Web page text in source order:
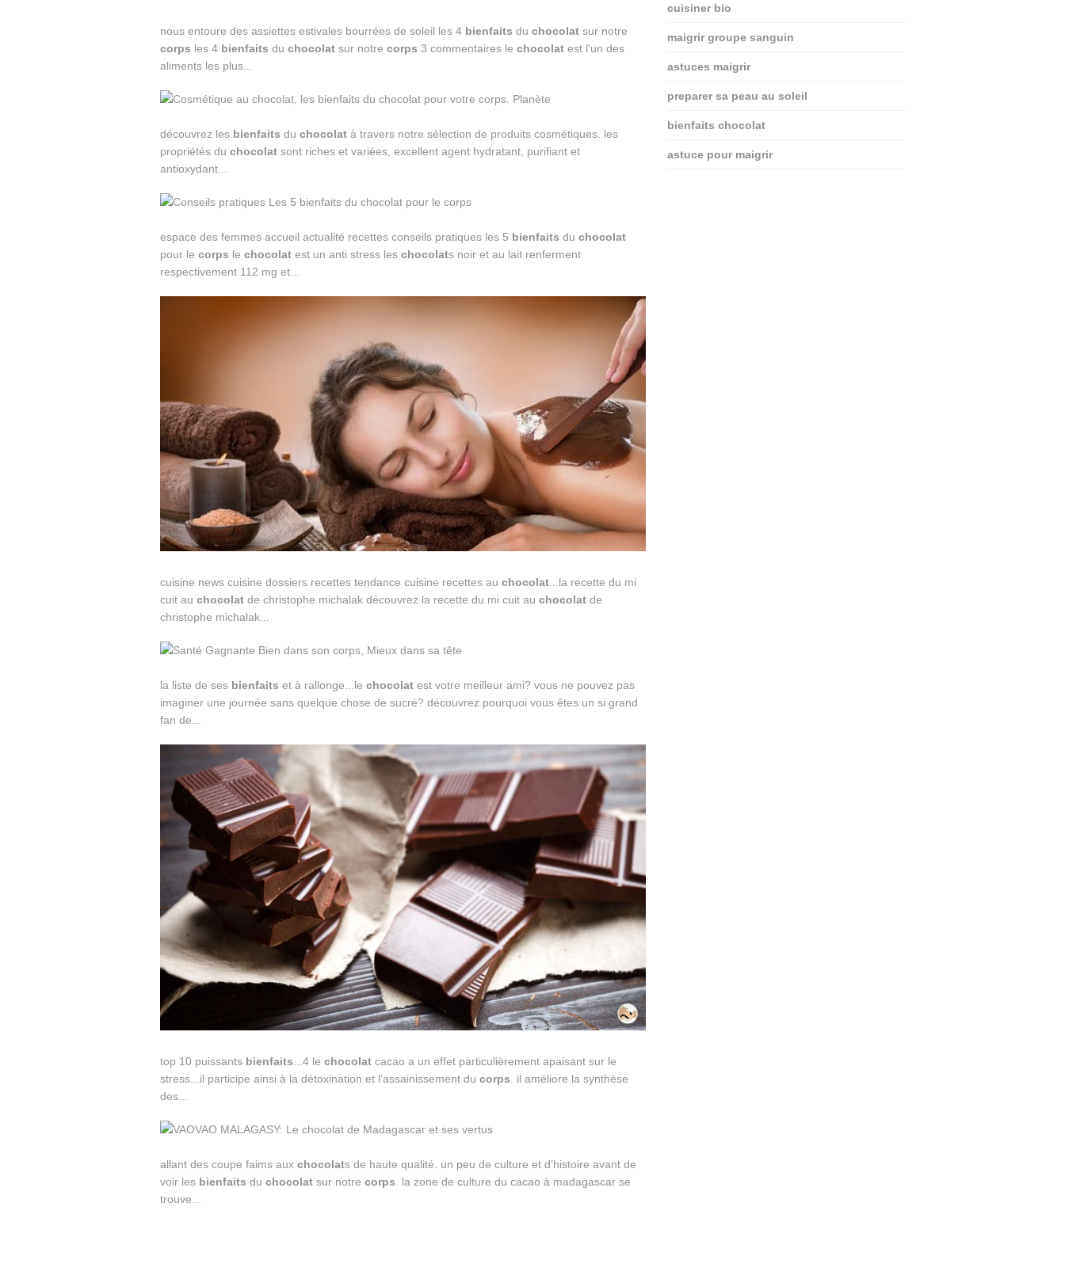
nous entoure des assiettes estivales bourrées de soleil les 4 bienfaits du chocolatsur notre
corps les 4 bienfaits du chocolatsur notre corps 3 commentaires le chocolatest l'un des
aliments les plus...
découvrez les bienfaits du chocolatà travers notre sélection de produits cosmétiques. les
propriétés du chocolatsont riches et variées, excellent agent hydratant, purifiant et
antioxydant...
espace des femmes accueil actualité recettes conseils pratiques les 5 bienfaits du chocolat
pour le corps le chocolatest un anti stress les chocolats noir et au lait renferment
respectivement 112 mg et...
cuisine news cuisine dossiers recettes tendance cuisine recettes au chocolat...la recette du mi
cuit au chocolatde christophe michalak découvrez la recette du mi cuit au chocolatde
christophe michalak...
la liste de ses bienfaits et à rallonge...le chocolatest votre meilleur ami? vous ne pouvez pas
imaginer une journée sans quelque chose de sucré? découvrez pourquoi vous êtes un si grand
fan de...
top 10 puissants bienfaits...4 le chocolatcacao a un effet particulièrement apaisant sur le
stress...il participe ainsi à la détoxination et l’assainissement du corps. il améliore la synthèse
des...
allant des coupe faims aux chocolats de haute qualité. un peu de culture et d’histoire avant de
voir les bienfaits du chocolatsur notre corps. la zone de culture du cacao à madagascar se
trouve...
cuisiner bio
maigrir groupe sanguin
astuces maigrir
preparer sa peau au soleil
bienfaits chocolat
astuce pour maigrir